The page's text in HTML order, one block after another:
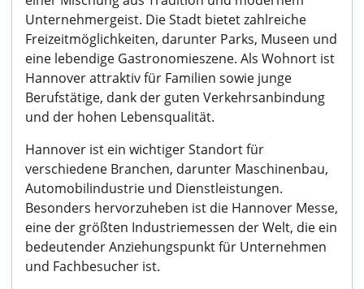
Unternehmergeist. Die Stadt bietet zahlreiche
Freizeitmöglichkeiten, darunter Parks, Museen und
eine lebendige Gastronomieszene. Als Wohnort ist
Hannover attraktiv für Familien sowie junge
Berufstätige, dank der guten Verkehrsanbindung
und der hohen Lebensqualität.
Hannover ist ein wichtiger Standort für
verschiedene Branchen, darunter Maschinenbau,
Automobilindustrie und Dienstleistungen.
Besonders hervorzuheben ist die Hannover Messe,
eine der größten Industriemessen der Welt, die ein
bedeutender Anziehungspunkt für Unternehmen
und Fachbesucher ist.